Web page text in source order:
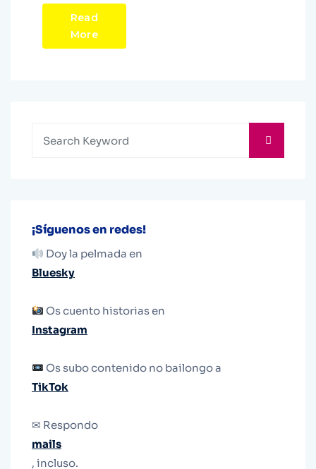
Read
More
¡Síguenos en redes!
Doy la pelmada en
Bluesky
Os cuento historias en
Instagram
Os subo contenido no bailongo a
TikTok
✉ Respondo
mails
, incluso.